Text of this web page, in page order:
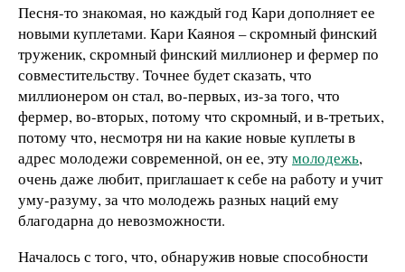
Песня-то знакомая, но каждый год Кари дополняет ее
новыми куплетами. Кари Каяноя – скромный финский
труженик, скромный финский миллионер и фермер по
совместительству. Точнее будет сказать, что
миллионером он стал, во-первых, из-за того, что
фермер, во-вторых, потому что скромный, и в-третьих,
потому что, несмотря ни на какие новые куплеты в
адрес молодежи современной, он ее, этумолодежь,
очень даже любит, приглашает к себе на работу и учит
уму-разуму, за что молодежь разных наций ему
благодарна до невозможности.
Началось с того, что, обнаружив новые способности